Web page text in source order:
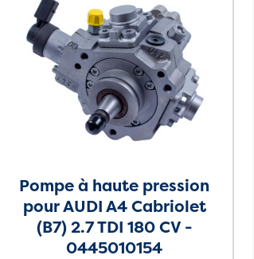
Pompe à haute pression
pour AUDI A4 Cabriolet
(B7) 2.7 TDI 180 CV -
0445010154